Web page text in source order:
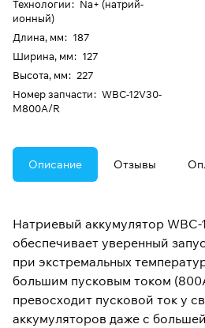
Технологии: Na+ (натрий-
ионный)
Длина, мм: 187
Ширина, мм: 127
Высота, мм: 227
Номер запчасти: WBC-12V30-
М800A/R
Описание Отзывы
Натриевый аккумулятор
обеспечивает уверенный
при экстремальных
большим пусковым током
превосходит пусковой ток у
аккумуляторов даже с